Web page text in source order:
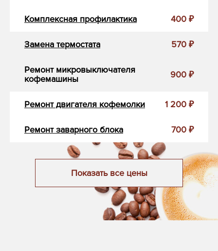
Комплексная профилактика 400 ₽
Замена термостата 570 ₽
Ремонт микровыключателя
кофемашины
900 ₽
Ремонт двигателя кофемолки 1 200 ₽
Ремонт заварного блока 700 ₽
Показать все цены